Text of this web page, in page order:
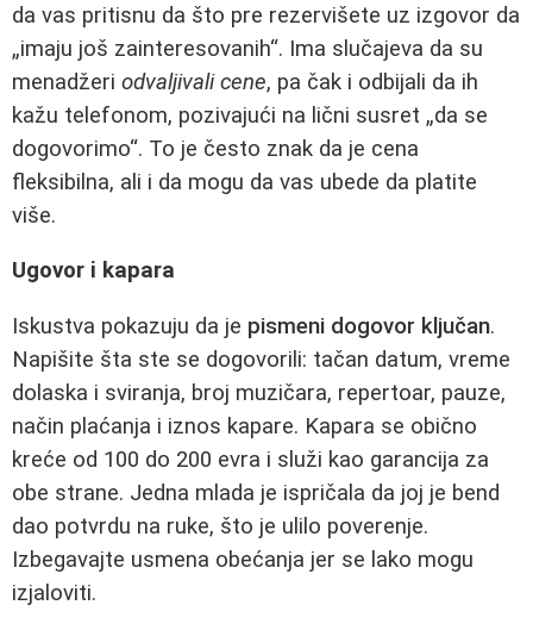
da vas pritisnu da što pre rezervišete uz izgovor da
„imaju još zainteresovanih“. Ima slučajeva da su
menadžeri odvaljivali cene, pa čak i odbijali da ih
kažu telefonom, pozivajući na lični susret „da se
dogovorimo“. To je često znak da je cena
fleksibilna, ali i da mogu da vas ubede da platite
više.
Ugovor i kapara
Iskustva pokazuju da je pismeni dogovor ključan.
Napišite šta ste se dogovorili: tačan datum, vreme
dolaska i sviranja, broj muzičara, repertoar, pauze,
način plaćanja i iznos kapare. Kapara se obično
kreće od 100 do 200 evra i služi kao garancija za
obe strane. Jedna mlada je ispričala da joj je bend
dao potvrdu na ruke, što je ulilo poverenje.
Izbegavajte usmena obećanja jer se lako mogu
izjaloviti.